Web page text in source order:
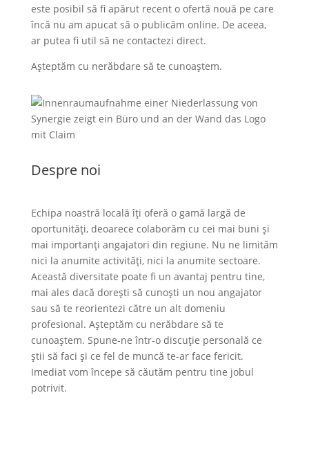
este posibil să fi apărut recent o ofertă nouă pe care
încă nu am apucat să o publicăm online. De aceea,
ar putea fi util să ne contactezi direct.
Așteptăm cu nerăbdare să te cunoaștem.
Despre noi
Echipa noastră locală îți oferă o gamă largă de
oportunități, deoarece colaborăm cu cei mai buni și
mai importanți angajatori din regiune. Nu ne limităm
nici la anumite activități, nici la anumite sectoare.
Această diversitate poate fi un avantaj pentru tine,
mai ales dacă dorești să cunoști un nou angajator
sau să te reorientezi către un alt domeniu
profesional. Așteptăm cu nerăbdare să te
cunoaștem. Spune-ne într-o discuție personală ce
știi să faci și ce fel de muncă te-ar face fericit.
Imediat vom începe să căutăm pentru tine jobul
potrivit.